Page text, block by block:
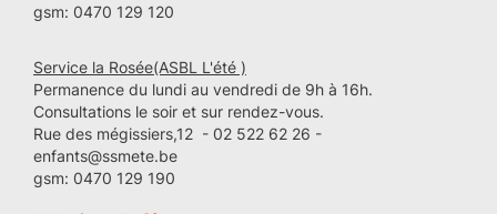
gsm: 0470 129 120
Service la Rosée(ASBL L'été )
Permanence du lundi au vendredi de 9h à 16h.
Consultations le soir et sur rendez-vous.
Rue des mégissiers,12 - 02 522 62 26 -
enfants@ssmete.be
gsm: 0470 129 190